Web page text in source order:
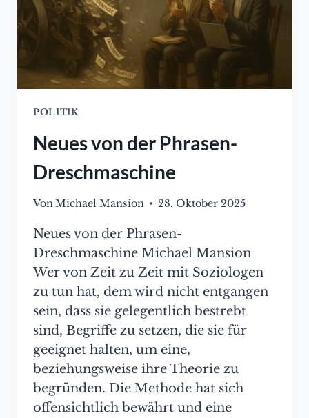
BUCHHOLZ]
POLITIK
Neues von der Phrasen-
Dreschmaschine
VonMichael Mansion 28. Oktober 2025
Neues von der Phrasen-
Dreschmaschine Michael Mansion
Wer von Zeit zu Zeit mit Soziologen
zu tun hat, dem wird nicht entgangen
sein, dass sie gelegentlich bestrebt
sind, Begriffe zu setzen, die sie für
geeignet halten, um eine,
beziehungsweise ihre Theorie zu
begründen. Die Methode hat sich
offensichtlich bewährt und eine